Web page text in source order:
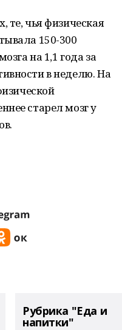
те, чья физическая
150-300
на 1,1 года за
в неделю. На
старел мозг у
Рубрика "Еда и
напитки"